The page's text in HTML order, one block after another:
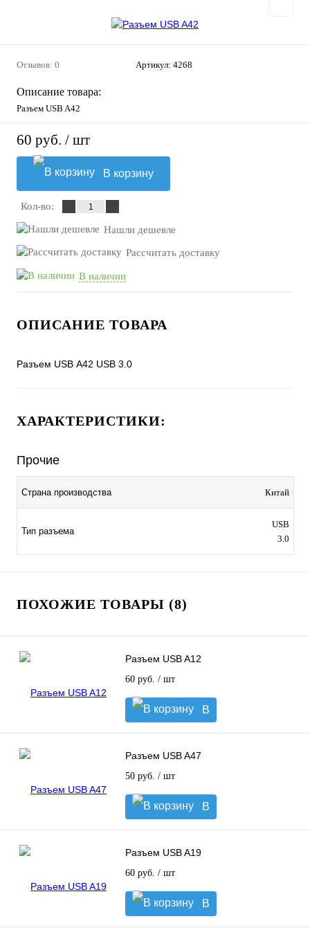
Отзывов: 0 Артикул: 4268
Описание товара:
Разъем USB A42
60 руб. / шт
В корзину
Кол-во:
Нашли дешевле
Рассчитать доставку
В наличии
ОПИСАНИЕ ТОВАРА
Разъем USB A42 USB 3.0
ХАРАКТЕРИСТИКИ:
Прочие
Страна производства Китай
Тип разъема
USB
3.0
ПОХОЖИЕ ТОВАРЫ (8)
Разъем USB A12
60 руб. / шт
В
корзину
Разъем USB A47
50 руб. / шт
В
корзину
Разъем USB A19
60 руб. / шт
В